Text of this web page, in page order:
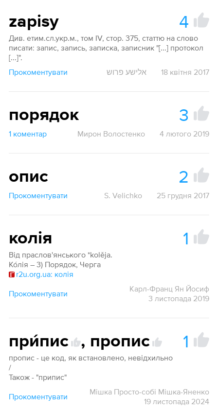
zapisy 4
Див. етим.сл.укр.м., том IV, стор. 375, статтю на слово
писати: запис, запись, записка, записник "[...] протокол
[...]".
Прокоментувати
אלישע פרוש 18 квітня 2017
порядок 3
1 коментар Мирон Волостенко 4 лютого 2019
опис 2
Прокоментувати S. Velichko 25 грудня 2017
колія 1
Від праслов'янського *kolěja.
Ко́лія – 3) Порядок, Черга
r2u.org.ua: колія
Прокоментувати
Карл-Франц Ян Йосиф
3 листопада 2019
при́пис , пропис 1
пропис - це код, як встановлено, невідхильно
/
Також - "припис"
Прокоментувати
Мішка Просто-собі Мішка-Яненко
19 листопада 2024